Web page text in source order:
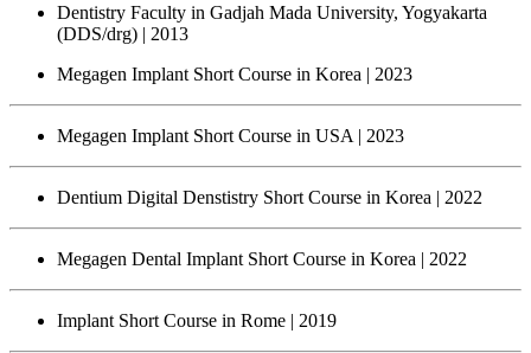
Dentistry Faculty in Gadjah Mada University, Yogyakarta
(DDS/drg) | 2013
Megagen Implant Short Course in Korea | 2023
Megagen Implant Short Course in USA | 2023
Dentium Digital Denstistry Short Course in Korea | 2022
Megagen Dental Implant Short Course in Korea | 2022
Implant Short Course in Rome | 2019